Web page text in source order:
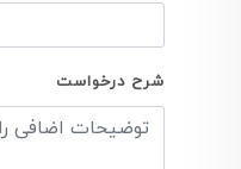
شرح درخواست